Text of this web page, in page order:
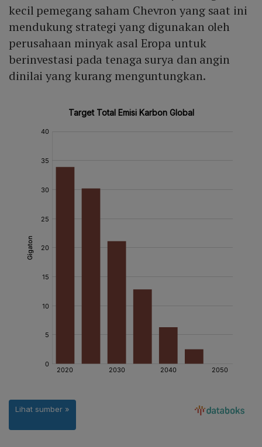
kecil pemegang saham Chevron yang saat ini
mendukung strategi yang digunakan oleh
perusahaan minyak asal Eropa untuk
berinvestasi pada tenaga surya dan angin
dinilai yang kurang menguntungkan.